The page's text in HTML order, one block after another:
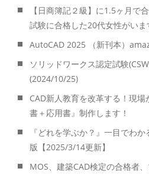
【日商簿記２級】に1.5ヶ月で
試験に合格した20代女性がいま
AutoCAD 2025 （新刊本）
ソリッドワークス認定試験
(2024/10/25)
CAD新人教育を改革する！現
書＋応用書』制作します！
『どれを学ぶか？』一目でわ
版【2025/3/14更新】
MOS、建築CAD検定の合格者